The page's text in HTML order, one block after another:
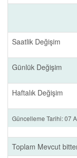
Saatlik Değişim
Günlük Değişim
Haftalık Değişim
Güncelleme Tarihi: 07
Toplam Mevcut